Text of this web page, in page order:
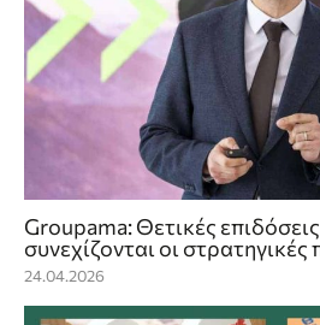
Groupama: Θετικές
συνεχίζονται οι
24.04.2026